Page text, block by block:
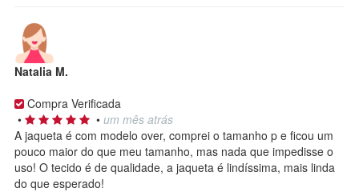
Natalia M.
Compra Verificada
•
• um mês atrás
A jaqueta é com modelo over, comprei o tamanho p e ficou um
pouco maior do que meu tamanho, mas nada que impedisse o
uso! O tecido é de qualidade, a jaqueta é lindíssima, mais linda
do que esperado!